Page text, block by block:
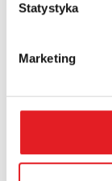
Statystyka
Marketing
Treść: *